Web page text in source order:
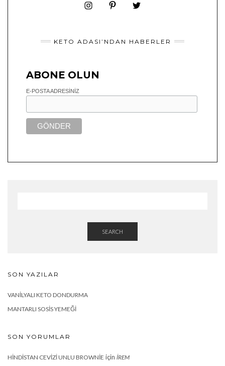
KETO ADASI’NDAN HABERLER
ABONE OLUN
E-POSTA ADRESINIZ
SEARCH
SON YAZILAR
VANILYALI KETO DONDURMA
MANTARLI SOSIS YEMEĞI
SON YORUMLAR
HINDISTAN CEVIZI UNLU BROWNIE için İREM